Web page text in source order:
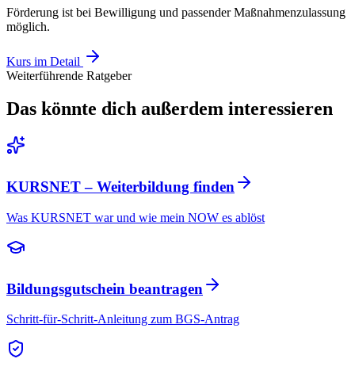
Förderung ist bei Bewilligung und passender Maßnahmenzulassung
möglich.
Kurs im Detail
Weiterführende Ratgeber
Das könnte dich außerdem interessieren
KURSNET – Weiterbildung finden
Was KURSNET war und wie mein NOW es ablöst
Bildungsgutschein beantragen
Schritt-für-Schritt-Anleitung zum BGS-Antrag